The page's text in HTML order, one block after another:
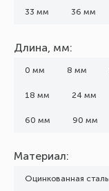
33 мм 36 мм
Длина, мм:
0 мм 8 мм
18 мм 24 мм
60 мм 90 мм
Материал:
Оцинкованная сталь